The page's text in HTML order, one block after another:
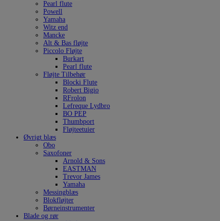
Pearl flute
Powell
Yamaha
Witz end
Mancke
Alt & Bas fløjte
Piccolo Fløjte
Burkart
Pearl flute
Fløjte Tilbehør
Blocki Flute
Robert Bigio
RFrolon
Lefreque Lydbro
BO PEP
Thumbport
Fløjteetuier
Øvrigt blæs
Obo
Saxofoner
Arnold & Sons
EASTMAN
Trevor James
Yamaha
Messingblæs
Blokfløjter
Børneinstrumenter
Blade og rør